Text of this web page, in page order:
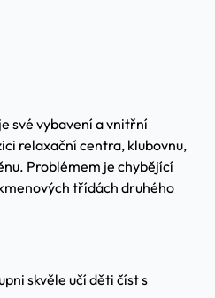
své vybavení a vnitřní
relaxační centra, klubovnu,
Problémem je chybějící
třídách druhého
skvěle učí děti číst s